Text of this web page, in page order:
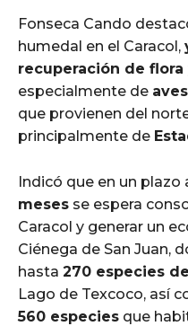
Fonseca Cando
humedal en el Caracol,
recuperación de
especialmente de
que provienen del
principalmente de
Indicó que en un
meses se espera
Caracol y generar un
Ciénega de San Juan,
hasta 270 especies
Lago de Texcoco, así
560 especies que